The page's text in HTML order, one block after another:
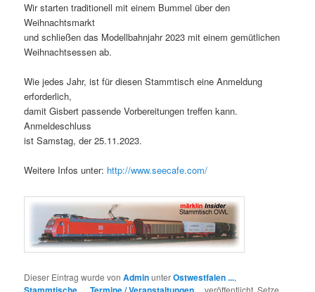
Wir starten traditionell mit einem Bummel über den
Weihnachtsmarkt
und schließen das Modellbahnjahr 2023 mit einem gemütlichen
Weihnachtsessen ab.
Wie jedes Jahr, ist für diesen Stammtisch eine Anmeldung
erforderlich,
damit Gisbert passende Vorbereitungen treffen kann.
Anmeldeschluss
ist Samstag, der 25.11.2023.
Weitere Infos unter: http://www.seecafe.com/
Dieser Eintrag wurde vonAdminunterOstwestfalen ...,
, veröffentlicht. Setze